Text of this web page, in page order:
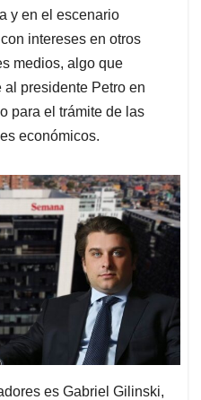
y en el escenario
intereses en otros
medios, algo que
presidente Petro en
para el trámite de las
económicos.
es Gabriel Gilinski,